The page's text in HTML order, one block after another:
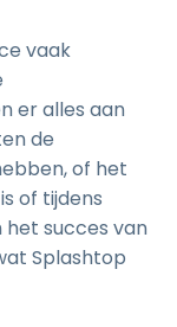
vaak
er alles aan
de
of het
of tijdens
het succes van
Splashtop